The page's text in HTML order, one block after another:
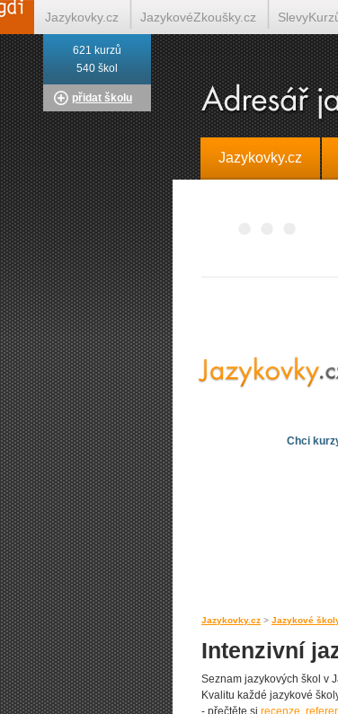
Jazykovky.cz
Chci
Jazykovky.cz > Jazykové
Intenzivní
Seznam jazykových škol v
Kvalitu každé jazykové
- přečtěte si recenze,
621 kurzů
540 škol
přidat školu
Jazykovky.cz JazykovéZkoušky.cz
Italština on-line Tlumočení-Překlady.cz